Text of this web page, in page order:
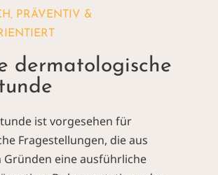
PRÄVENTIV &
dermatologische
ist vorgesehen für
Fragestellungen, die aus
Gründen eine ausführliche